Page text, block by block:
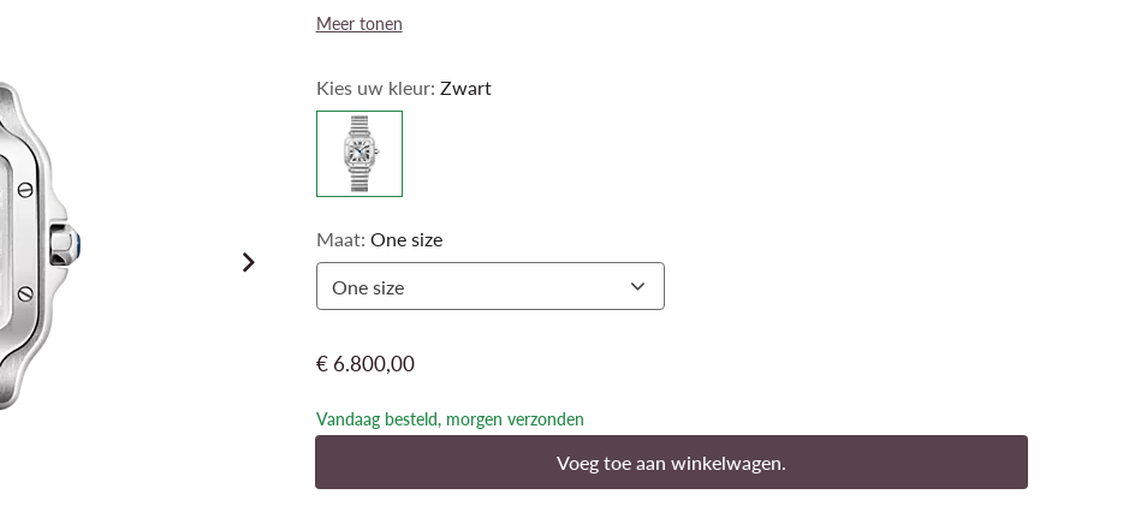
Meer tonen
Kies uw kleur: Zwart
Maat: One size
One size
€ 6.800,00
Vandaag besteld, morgen verzonden
Voeg toe aan winkelwagen.